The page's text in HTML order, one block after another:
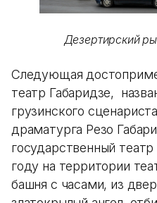
Дезертирский
Следующая
театр Габаридзе,
грузинского
драматурга Резо
государственный
году на территории
башня с часами, из